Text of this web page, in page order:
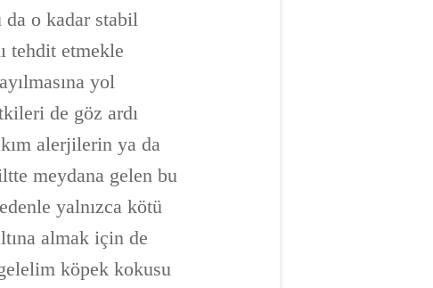
da o kadar stabil
tehdit etmekle
yol
de göz ardı
alerjilerin ya da
meydana gelen bu
yalnızca kötü
almak için de
köpek kokusu